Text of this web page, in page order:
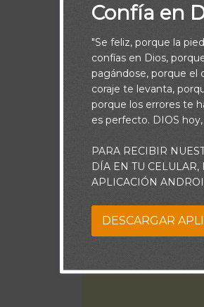
Te dé conforme
Señor. Mi alma
jamás me olvidas,
lo profundo de mi ser
que tengo por
Confía en
"Se feliz, porque la
confías en Dios,
pagándose, porque el
coraje te levanta,
porque los errores te
es perfecto. DIOS
PARA RECIBIR
DÍA EN TU CELULAR,
APLICACIÓN
DESCARGAR